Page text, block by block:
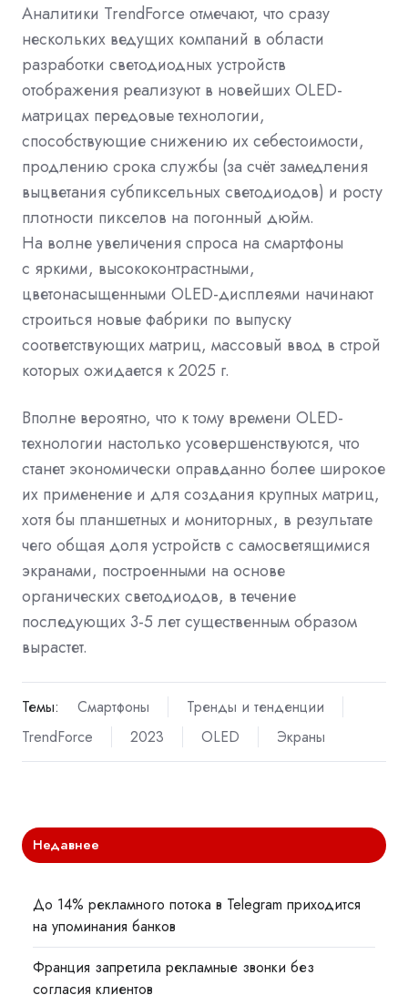
Аналитики TrendForce отмечают, что сразу
нескольких ведущих компаний в области
разработки светодиодных устройств
отображения реализуют в новейших OLED-
матрицах передовые технологии,
способствующие снижению их себестоимости,
продлению срока службы (за счёт замедления
выцветания субпиксельных светодиодов) и росту
плотности пикселов на погонный дюйм.
На волне увеличения спроса на смартфоны
с яркими, высококонтрастными,
цветонасыщенными OLED-дисплеями начинают
строиться новые фабрики по выпуску
соответствующих матриц, массовый ввод в строй
которых ожидается к 2025 г.
Вполне вероятно, что к тому времени OLED-
технологии настолько усовершенствуются, что
станет экономически оправданно более широкое
их применение и для создания крупных матриц,
хотя бы планшетных и мониторных, в результате
чего общая доля устройств с самосветящимися
экранами, построенными на основе
органических светодиодов, в течение
последующих 3-5 лет существенным образом
вырастет.
Темы: Смартфоны
Тренды и тенденции
TrendForce
2023 OLED Экраны
Недавнее
До 14% рекламного потока в Telegram приходится
на упоминания банков
Франция запретила рекламные звонки без
согласия клиентов